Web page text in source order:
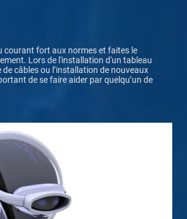
courant fort aux normes et faites le
Lors de l'installation d'un tableau
câbles ou l’installation de nouveaux
de se faire aider par quelqu’un de